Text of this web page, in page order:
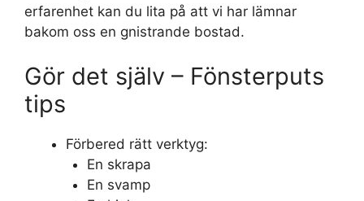
erfarenhet kan du lita på att vi har lämnar
bakom oss en gnistrande bostad.
Gör det själv – Fönsterputs
tips
Förbered rätt verktyg:
En skrapa
En svamp